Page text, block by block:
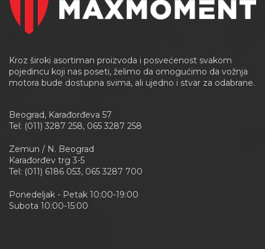
Kroz široki asortiman proizvoda i posvećenost svakom
pojedincu koji nas poseti, želimo da omogućimo da vožnja
motora bude dostupna svima, ali ujedno i stvar za odabrane.
Beograd, Karađorđeva 57
Tel: (011) 3287 258, 065 3287 258
Zemun / N. Beograd
Karađorđev trg 3-5
Tel: (011) 6186 053, 065 3287 700
Ponedeljak - Petak 10:00-19:00
Subota 10:00-15:00